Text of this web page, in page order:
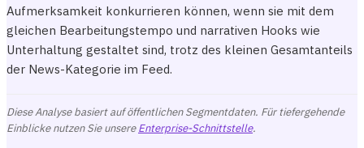
Aufmerksamkeit konkurrieren können, wenn sie mit dem
gleichen Bearbeitungstempo und narrativen Hooks wie
Unterhaltung gestaltet sind, trotz des kleinen Gesamtanteils
der News-Kategorie im Feed.
Diese Analyse basiert auf öffentlichen Segmentdaten. Für tiefergehende
Einblicke nutzen Sie unsereEnterprise-Schnittstelle.